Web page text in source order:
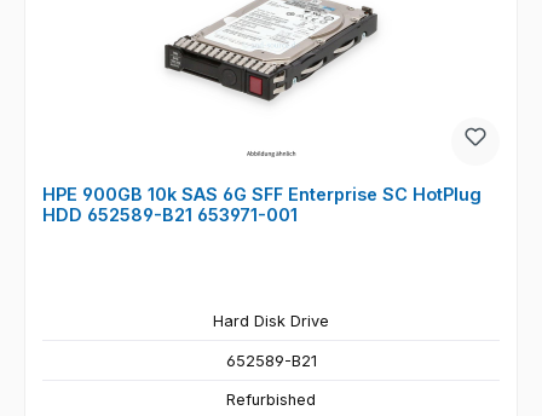
HPE 900GB 10k SAS 6G SFF Enterprise SC HotPlug
HDD 652589-B21 653971-001
Hard Disk Drive
652589-B21
Refurbished